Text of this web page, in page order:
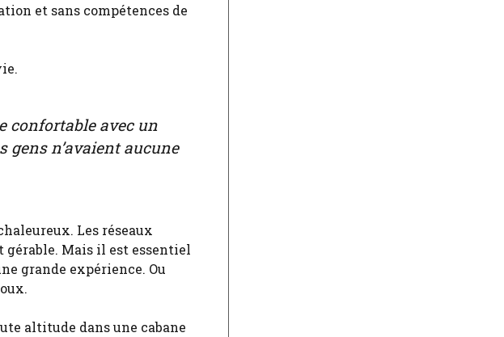
et sans compétences de
confortable avec un
gens n’avaient aucune
Les réseaux
gérable. Mais il est essentiel
grande expérience. Ou
altitude dans une cabane